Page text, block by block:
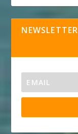
NEWSLETTER